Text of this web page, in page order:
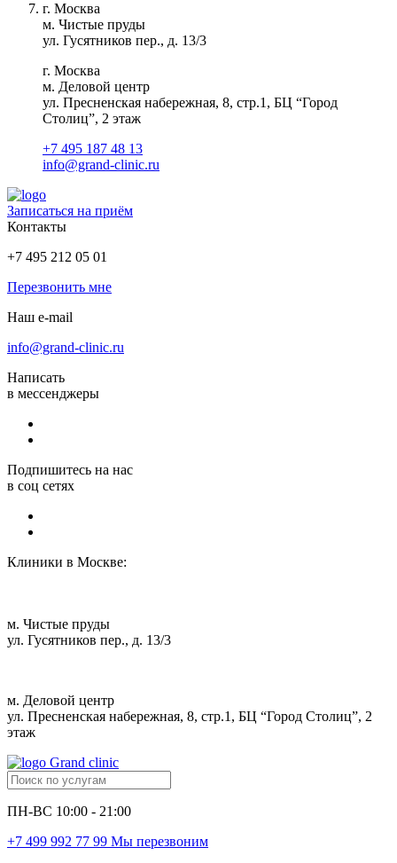
г. Москва
м. Чистые пруды
ул. Гусятников пер., д. 13/3
г. Москва
м. Деловой центр
ул. Пресненская набережная, 8, стр.1, БЦ “Город
Столиц”, 2 этаж
+7 495 187 48 13
info@grand-clinic.ru
Записаться на приём
Контакты
+7 495 212 05 01
Перезвонить мне
Наш e-mail
info@grand-clinic.ru
Написать
в мессенджеры
Подпишитесь на нас
в соц сетях
Клиники в Москве:
м. Чистые пруды
ул. Гусятников пер., д. 13/3
м. Деловой центр
ул. Пресненская набережная, 8, стр.1, БЦ “Город Столиц”, 2
этаж
ПН-ВС 10:00 - 21:00
+7 499 992 77 99 Мы перезвоним